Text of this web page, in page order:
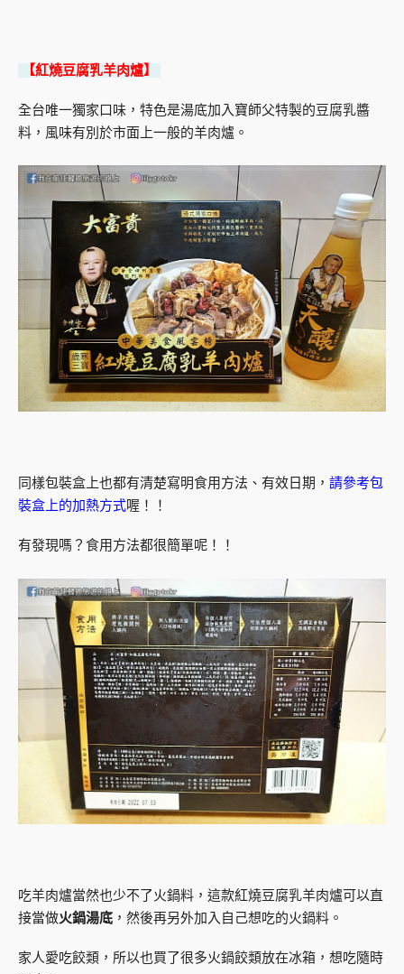
【紅燒豆腐乳羊肉爐】
全台唯一獨家口味，特色是湯底加入寶師父特製的豆腐乳醬
料，風味有別於市面上一般的羊肉爐。
同樣包裝盒上也都有清楚寫明食用方法、有效日期， 請參考包
裝盒上的加熱方式喔！！
有發現嗎？食用方法都很簡單呢！！
吃羊肉爐當然也少不了火鍋料，這款紅燒豆腐乳羊肉爐可以直
接當做火鍋湯底 ，然後再另外加入自己想吃的火鍋料。
家人愛吃餃類，所以也買了很多火鍋餃類放在冰箱，想吃隨時